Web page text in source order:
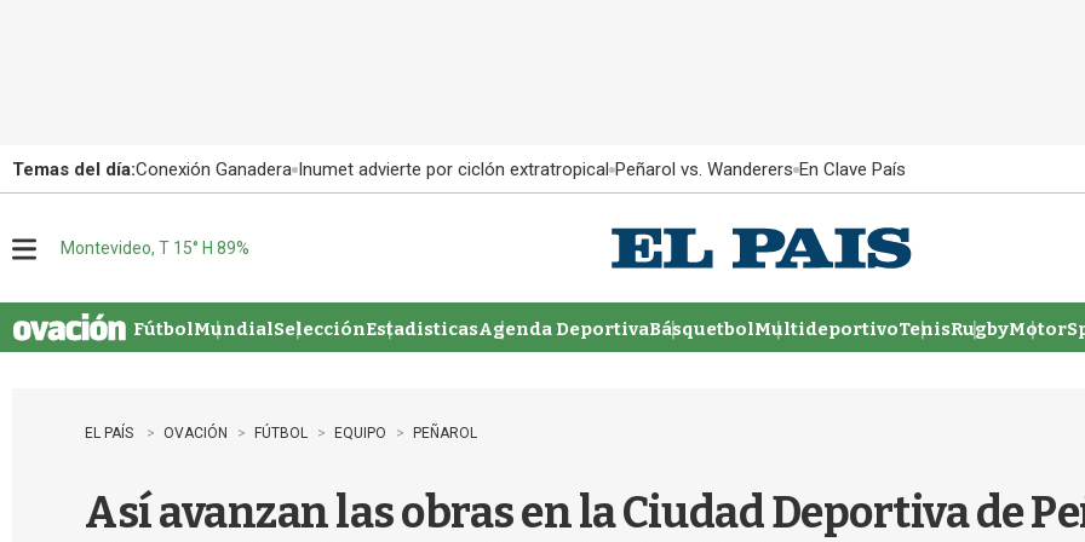
Temas del día:Conexión Ganadera Inumet advierte por ciclón extratropical Peñarol vs. Wanderers En Clave País
u
Montevideo, T 15° H 89%
FútbolMundialSelecciónEstadisticasAgenda DeportivaBásquetbolMultideportivoTenisRugby
EL PAÍS OVACIÓN FÚTBOL EQUIPO PEÑAROL
Así avanzan las obras en la Ciudad Deportiva de